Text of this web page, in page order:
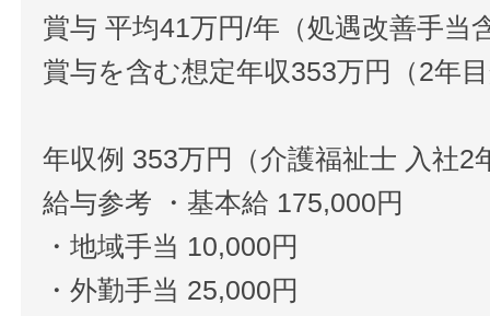
賞与 平均41万円/年（処遇改善手当
賞与を含む想定年収353万円（2年
年収例 353万円（介護福祉士 入社2
給与参考 ・基本給 175,000円
・地域手当 10,000円
・外勤手当 25,000円